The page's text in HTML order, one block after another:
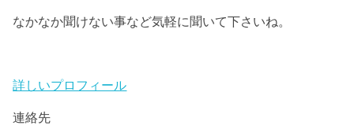
なかなか聞けない事など気軽に聞いて下さいね。
詳しいプロフィール
連絡先